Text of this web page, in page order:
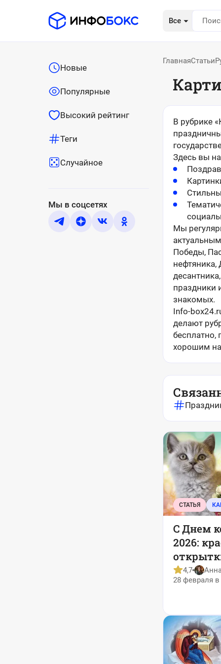
Все
Новые
Популярные
Высокий рейтинг
Теги
Случайное
Мы в соцсетях
ГлавнаяСтатьи
В рубрике
Здесь вы
Мы
Победы,
праздники
знакомых.
Info-
делают
бесплатно,
хорошим
СТАТЬЯ
C Днем
2026:
4,7
28 февраля в